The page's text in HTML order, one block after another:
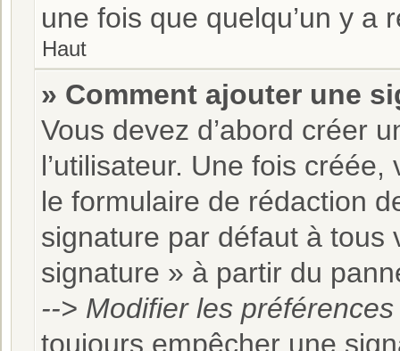
une fois que quelqu’un y a
Haut
» Comment ajouter une
Vous devez d’abord créer
l’utilisateur. Une fois
le formulaire de rédaction
signature par défaut à tous
signature » à partir du
--> Modifier les
toujours empêcher une